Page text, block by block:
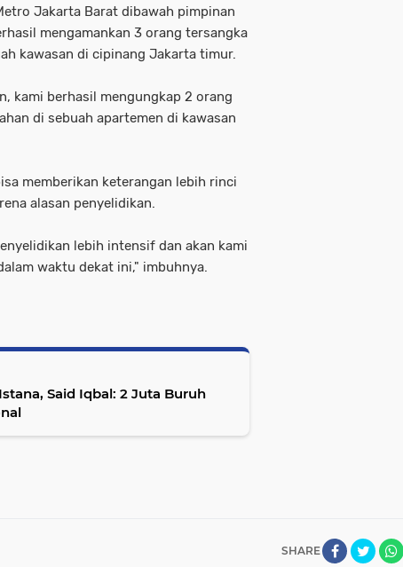
Jakarta Barat dibawah pimpinan
mengamankan 3 orang tersangka
kawasan di cipinang Jakarta timur.
kami berhasil mengungkap 2 orang
di sebuah apartemen di kawasan
memberikan keterangan lebih rinci
alasan penyelidikan.
lebih intensif dan akan kami
waktu dekat ini," imbuhnya.
Said Iqbal: 2 Juta Buruh
SHARE